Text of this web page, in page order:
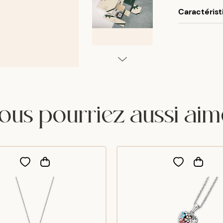
partir de
pourriez aussi